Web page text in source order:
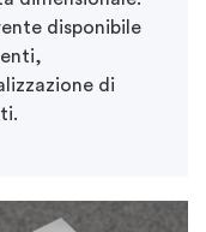
disponibile
di